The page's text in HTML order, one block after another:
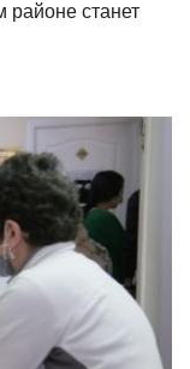
станет